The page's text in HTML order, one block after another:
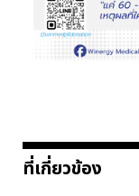
ที่เกี่ยวข้อง